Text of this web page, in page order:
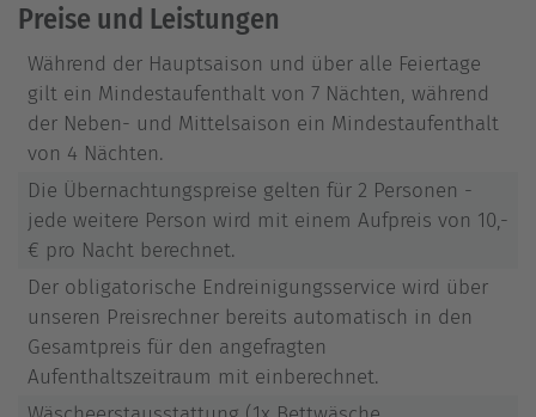
Preise und Leistungen
Während der Hauptsaison und über alle Feiertage
gilt ein Mindestaufenthalt von 7 Nächten, während
der Neben- und Mittelsaison ein Mindestaufenthalt
von 4 Nächten.
Die Übernachtungspreise gelten für 2 Personen -
jede weitere Person wird mit einem Aufpreis von 10,-
€ pro Nacht berechnet.
Der obligatorische Endreinigungsservice wird über
unseren Preisrechner bereits automatisch in den
Gesamtpreis für den angefragten
Aufenthaltszeitraum mit einberechnet.